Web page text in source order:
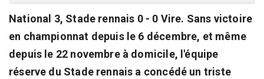
National 3, Stade rennais 0 - 0 Vire. Sans victoire
en championnat depuis le 6 décembre, et même
depuis le 22 novembre à domicile, l'équipe
réserve du Stade rennais a concédé un triste